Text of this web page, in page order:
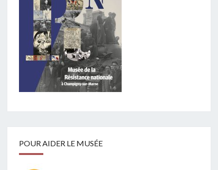
POUR AIDER LE MUSÉE